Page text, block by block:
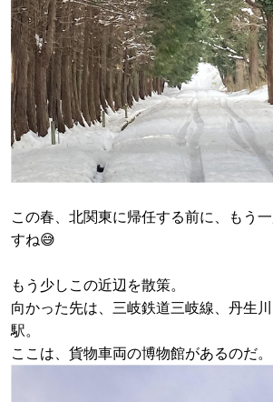
この春、北関東に帰任する前に、もう
すね😅
もう少しこの近辺を散策。
向かった先は、三岐鉄道三岐線、丹生川
駅。
ここは、貨物車両の博物館があるのだ。